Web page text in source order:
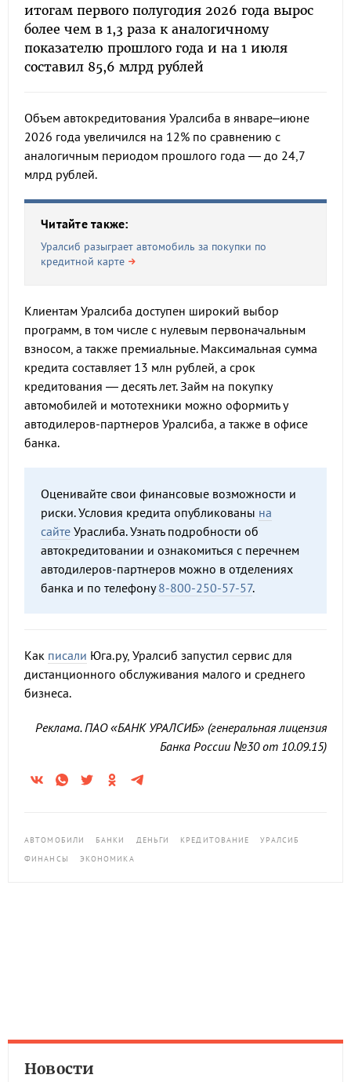
итогам первого полугодия 2026 года вырос
более чем в 1,3 раза к аналогичному
показателю прошлого года и на 1 июля
составил 85,6 млрд рублей
Объем автокредитования Уралсиба в январе–июне
2026 года увеличился на 12% по сравнению с
аналогичным периодом прошлого года — до 24,7
млрд рублей.
Читайте также:
Уралсиб разыграет автомобиль за покупки по
кредитной карте
Клиентам Уралсиба доступен широкий выбор
программ, в том числе с нулевым первоначальным
взносом, а также премиальные. Максимальная сумма
кредита составляет 13 млн рублей, а срок
кредитования — десять лет. Займ на покупку
автомобилей и мототехники можно оформить у
автодилеров-партнеров Уралсиба, а также в офисе
банка.
Оценивайте свои финансовые возможности и
риски. Условия кредита опубликованы на
сайте Ураслиба. Узнать подробности об
автокредитовании и ознакомиться с перечнем
автодилеров-партнеров можно в отделениях
банка и по телефону8-800-250-57-57.
Как писали Юга.ру, Уралсиб запустил сервис для
дистанционного обслуживания малого и среднего
бизнеса.
Реклама. ПАО «БАНК УРАЛСИБ» (генеральная лицензия
Банка России №30 от 10.09.15)
АВТОМОБИЛИ БАНКИ ДЕНЬГИ КРЕДИТОВАНИЕ
УРАЛСИБ
ФИНАНСЫ
ЭКОНОМИКА
Новости